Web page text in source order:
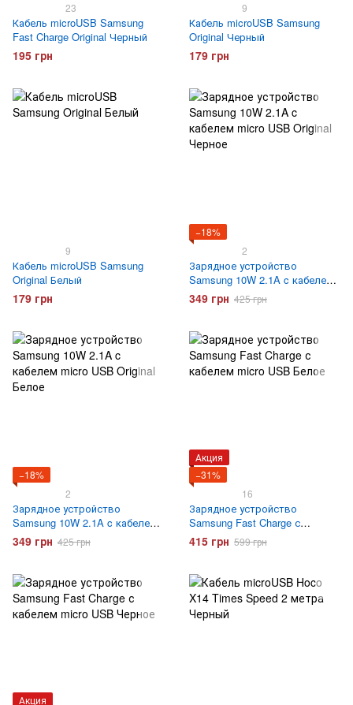
23
Кабель microUSB Samsung
Fast Charge Original Черный
195 грн
9
Кабель microUSB Samsung
Original Черный
179 грн
9
Кабель microUSB Samsung
Original Белый
179 грн
−18%
2
Зарядное устройство
Samsung 10W 2.1A c кабелем
micro USB Original Черное
349 грн 425 грн
−18%
2
Зарядное устройство
Samsung 10W 2.1A c кабелем
micro USB Original Белое
349 грн 425 грн
Акция
−31%
16
Зарядное устройство
Samsung Fast Charge с
кабелем micro USB Белое
415 грн 599 грн
Акция